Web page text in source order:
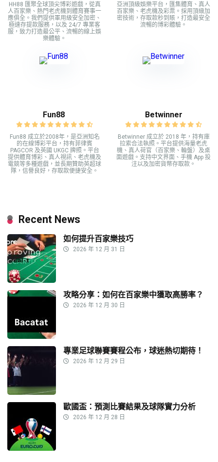
HH88 匯聚全球頂尖博彩遊戲，從真
人百家樂、熱門老虎機到體育賽事一
應俱全。我們提供軍用級安全加密、
極速存提款服務，以及 24/7 專業客
服，致力打造最公平、流暢的線上娛
樂體驗。
亞洲頂級娛樂平台，匯集體育、真人
百家樂、老虎機及彩票。採用頂級加
密技術，存取款秒到賬，打造最安全
流暢的博彩體驗。
Fun88
Fun88 成立於2008年，是亞洲知名
的在線博彩平台，持有菲律賓
PAGCOR 及英國 UKGC 牌照。平台
提供體育博彩、真人視訊、老虎機及
電競等多種遊戲，並長期贊助英超球
隊，信譽良好，存取款便捷安全。
Betwinner
Betwinner 成立於 2018 年，持有庫
拉索合法執照。平台提供海量老虎
機、真人荷官（百家樂、輪盤）及桌
面遊戲。支持中文界面、手機 App 投
注以及加密貨幣存取款。
Recent News
如何提升百家樂技巧
2026 年 12 月 31 日
攻略分享：如何在百家樂中獲取高勝率？
2026 年 12 月 30 日
專業足球聯賽賽程公布，球迷熱切期待！
2026 年 12 月 29 日
歐國盃：預測比賽結果及球隊實力分析
2026 年 12 月 28 日